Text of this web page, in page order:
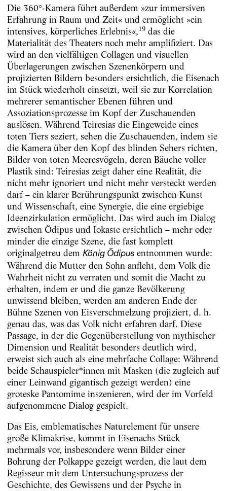
Die 360°-Kamera führt außerdem »zur immersiven
Erfahrung in Raum und Zeit« und ermöglicht »ein
intensives, körperliches Erlebnis«,19das die
Materialität des Theaters noch mehr amplifiziert. Das
wird an den vielfältigen Collagen und visuellen
Überlagerungen zwischen Szenenkörpern und
projizierten Bildern besonders ersichtlich, die Eisenach
im Stück wiederholt einsetzt, weil sie zur Korrelation
mehrerer semantischer Ebenen führen und
Assoziationsprozesse im Kopf der Zuschauenden
auslösen. Während Teiresias die Eingeweide eines
toten Tiers seziert, sehen die Zuschauenden, indem sie
die Kamera über den Kopf des blinden Sehers richten,
Bilder von toten Meeresvögeln, deren Bäuche voller
Plastik sind: Teiresias zeigt daher eine Realität, die
nicht mehr ignoriert und nicht mehr versteckt werden
darf – ein klarer Berührungspunkt zwischen Kunst
und Wissenschaft, eine Synergie, die eine ergiebige
Ideenzirkulation ermöglicht. Das wird auch im Dialog
zwischen Ödipus und Iokaste ersichtlich – mehr oder
minder die einzige Szene, die fast komplett
originalgetreu dem König Ödipusentnommen wurde:
Während die Mutter den Sohn anfleht, dem Volk die
Wahrheit nicht zu verraten und somit die Macht zu
erhalten, indem er und die ganze Bevölkerung
unwissend bleiben, werden am anderen Ende der
Bühne Szenen von Eisverschmelzung projiziert, d. h.
genau das, was das Volk nicht erfahren darf. Diese
Passage, in der die Gegenüberstellung von mythischer
Dimension und Realität besonders deutlich wird,
erweist sich auch als eine mehrfache Collage: Während
beide Schauspieler*innen mit Masken (die zugleich auf
einer Leinwand gigantisch gezeigt werden) eine
groteske Pantomime inszenieren, wird der im Vorfeld
aufgenommene Dialog gespielt.
Das Eis, emblematisches Naturelement für unsere
große Klimakrise, kommt in Eisenachs Stück
mehrmals vor, insbesondere wenn Bilder einer
Bohrung der Polkappe gezeigt werden, die laut dem
Regisseur mit dem Untersuchungsprozess der
Geschichte, des Gewissens und der Psyche in